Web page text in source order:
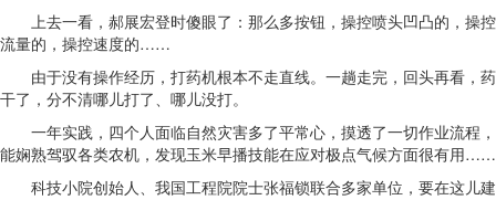
上去一看，郝展宏登时傻眼了：那么多按钮，操控喷头凹凸的，操控
流量的，操控速度的……
由于没有操作经历，打药机根本不走直线。一趟走完，回头再看，药
干了，分不清哪儿打了、哪儿没打。
一年实践，四个人面临自然灾害多了平常心，摸透了一切作业流程，
能娴熟驾驭各类农机，发现玉米早播技能在应对极点气候方面很有用……
科技小院创始人、我国工程院院士张福锁联合多家单位，要在这儿建